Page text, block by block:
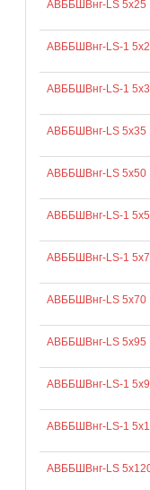
АВББШВнг-LS 5х25
АВББШВнг-LS-1
АВББШВнг-LS-1
АВББШВнг-LS 5х35
АВББШВнг-LS 5х50
АВББШВнг-LS-1
АВББШВнг-LS-1
АВББШВнг-LS 5х70
АВББШВнг-LS 5х95
АВББШВнг-LS-1
АВББШВнг-LS-1
АВББШВнг-LS